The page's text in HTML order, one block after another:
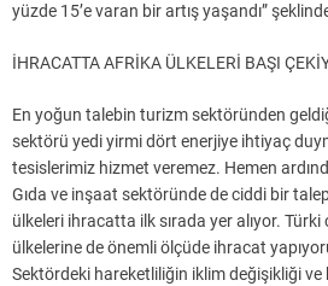
yüzde 15’e varan bir artış yaşandı”
İHRACATTA AFRİKA ÜLKELERİ BAŞI
En yoğun talebin turizm sektöründen
sektörü yedi yirmi dört enerjiye ihtiyaç
tesislerimiz hizmet veremez. Hemen
Gıda ve inşaat sektöründe de ciddi bir
ülkeleri ihracatta ilk sırada yer alıyor.
ülkelerine de önemli ölçüde ihracat
Sektördeki hareketliliğin iklim değişikliği ve